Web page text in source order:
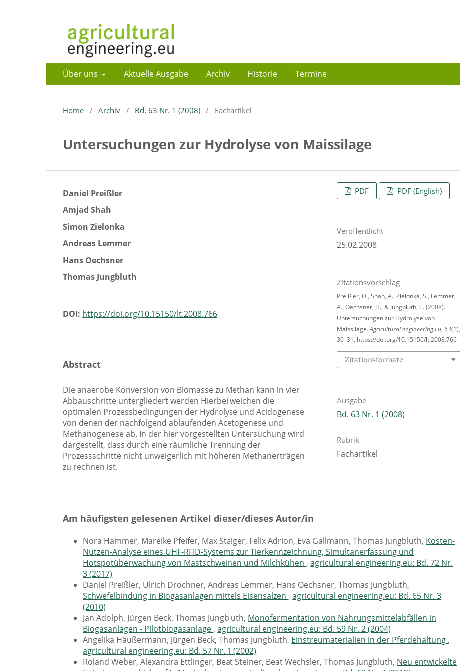
Über uns Aktuelle Ausgabe Archiv Historie Termine
Home / Archiv / Bd. 63 Nr. 1 (2008) / Fachartikel
Untersuchungen zur Hydrolyse von Maissilage
Daniel Preißler
Amjad Shah
Simon Zielonka
Andreas Lemmer
Hans Oechsner
Thomas Jungbluth
DOI: https://doi.org/10.15150/lt.2008.766
Abstract
Die anaerobe Konversion von Biomasse zu Methan kann in vier
Abbauschritte untergliedert werden Hierbei weichen die
optimalen Prozessbedingungen der Hydrolyse und Acidogenese
von denen der nachfolgend ablaufenden Acetogenese und
Methanogenese ab. In der hier vorgestellten Untersuchung wird
dargestellt, dass durch eine räumliche Trennung der
Prozessschritte nicht unweigerlich mit höheren Methanerträgen
zu rechnen ist.
PDF PDF (English)
Veröffentlicht
25.02.2008
Zitationsvorschlag
Preißler, D., Shah, A., Zielonka, S., Lemmer,
A., Oechsner, H., & Jungbluth, T. (2008).
Untersuchungen zur Hydrolyse von
Maissilage.Agricultural engineering.Eu, 63(1),
30–31. https://doi.org/10.15150/lt.2008.766
Zitationsformate
Ausgabe
Bd. 63 Nr. 1 (2008)
Rubrik
Fachartikel
Am häufigsten gelesenen Artikel dieser/dieses Autor/in
Nora Hammer, Mareike Pfeifer, Max Staiger, Felix Adrion, Eva Gallmann, Thomas Jungbluth, Kosten-
Nutzen-Analyse eines UHF-RFID-Systems zur Tierkennzeichnung, Simultanerfassung und
Hotspotüberwachung von Mastschweinen und Milchkühen ,agricultural engineering.eu: Bd. 72 Nr.
3 (2017)
Daniel Preißler, Ulrich Drochner, Andreas Lemmer, Hans Oechsner, Thomas Jungbluth,
Schwefelbindung in Biogasanlagen mittels Eisensalzen ,agricultural engineering.eu: Bd. 65 Nr. 3
(2010)
Jan Adolph, Jürgen Beck, Thomas Jungbluth, Monofermentation von Nahrungsmittelabfällen in
Biogasanlagen - Pilotbiogasanlage ,agricultural engineering.eu: Bd. 59 Nr. 2 (2004)
Angelika Häußermann, Jürgen Beck, Thomas Jungbluth, Einstreumaterialien in der Pferdehaltung ,
agricultural engineering.eu: Bd. 57 Nr. 1 (2002)
Roland Weber, Alexandra Ettlinger, Beat Steiner, Beat Wechsler, Thomas Jungbluth, Neu entwickelte